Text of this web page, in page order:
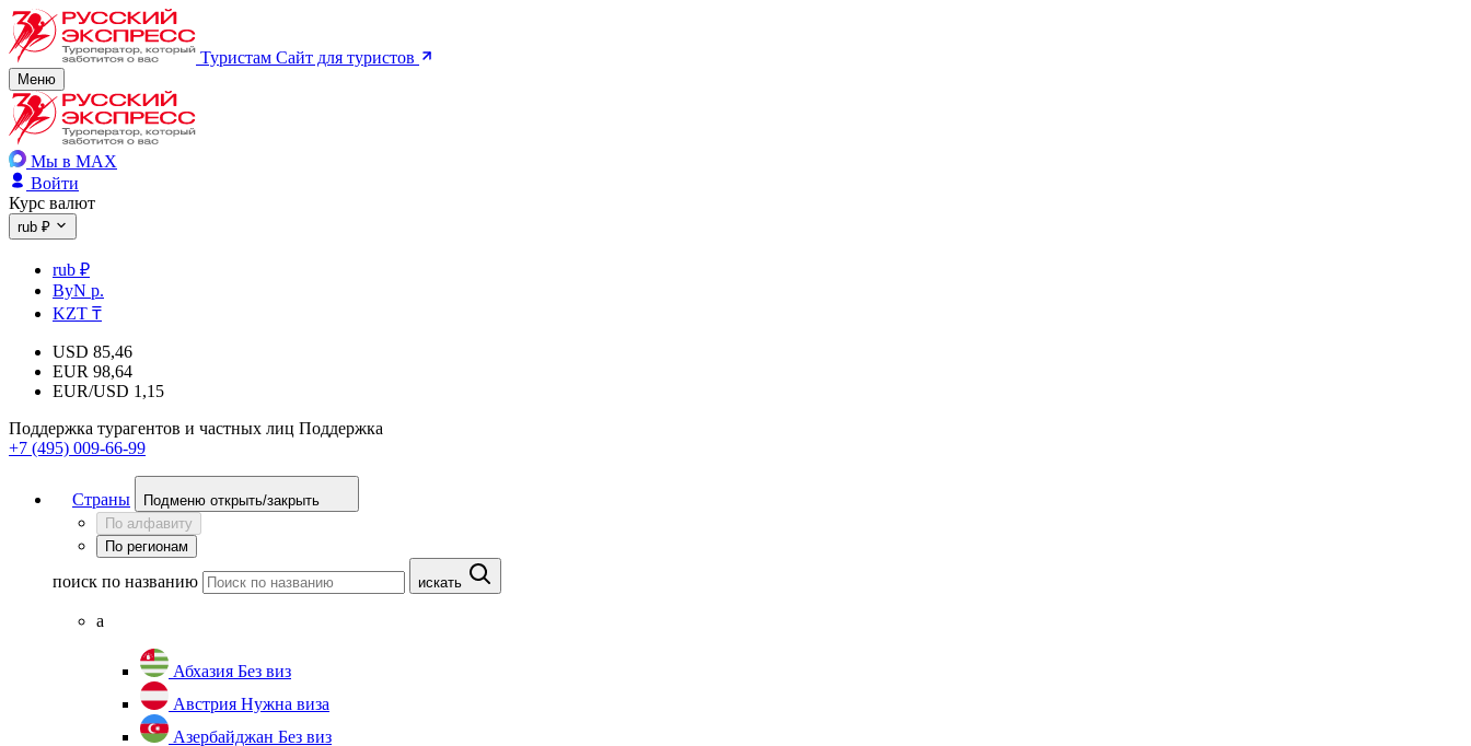
Туристам Сайт для туристов
Меню
Мы в MAX
Войти
Курс валют
rub ₽
rub ₽
ByN р.
KZT ₸
USD 85,46
EUR 98,64
EUR/USD 1,15
Поддержка турагентов и частных лиц Поддержка
+7 (495) 009-66-99
Страны
Подменю открыть/закрыть
По алфавиту
По регионам
поиск по названию искать
а
Абхазия Без виз
Австрия Нужна виза
Азербайджан Без виз